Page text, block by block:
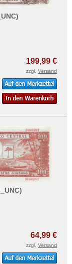
199,99 €
zzgl. Versand
64,99 €
zzgl. Versand